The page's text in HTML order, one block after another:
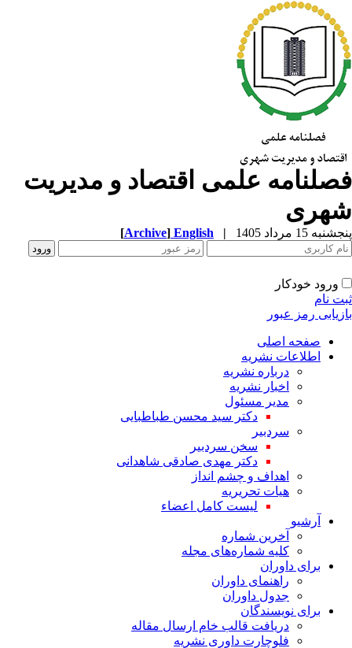
علمی اقتصاد و مدیریت
15 مرداد 1405 |
English
[Archive]
ورود خودکار
نام
رمز عبور
صفحه اصلی
اطلاعات نشریه
درباره نشریه
اخبار نشریه
مدیر مسئول
دکتر سید محسن طباطبایی
سردبیر
سخن سردبیر
دکتر مهدی صادقی شاهدانی
اهداف و چشم انداز
هیات تحریریه
لیست کامل اعضاء
آرشیو
آخرین شماره
کلیه شماره‌های مجله
برای داوران
راهنمای داوران
جدول داوران
برای نویسندگان
دریافت قالب خام ارسال مقاله
فلوچارت داوری نشریه